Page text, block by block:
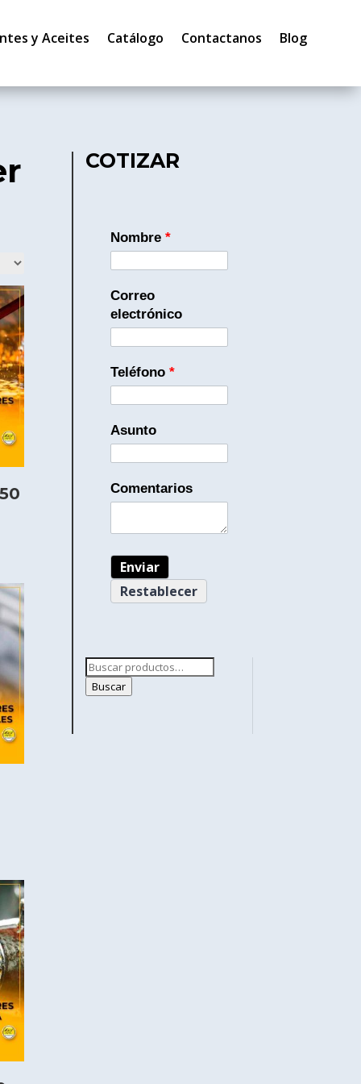
y Aceites Catálogo Contactanos Blog
COTIZAR
Nombre*
Correo
electrónico
Teléfono*
Asunto
Comentarios
Buscar
por:
Buscar